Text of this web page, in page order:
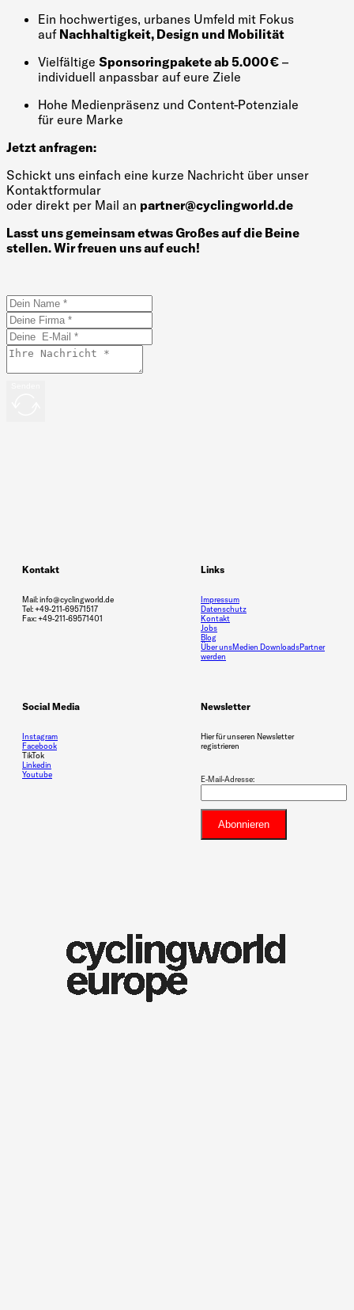
Ein hochwertiges, urbanes Umfeld mit Fokus
auf Nachhaltigkeit, Design und Mobilität
Vielfältige Sponsoringpakete ab 5.000 € –
individuell anpassbar auf eure Ziele
Hohe Medienpräsenz und Content-Potenziale
für eure Marke
Jetzt anfragen:
Schickt uns einfach eine kurze Nachricht über unser
Kontaktformular
oder direkt per Mail an partner@cyclingworld.de
Lasst uns gemeinsam etwas Großes auf die Beine
stellen. Wir freuen uns auf euch!
Kontakt
Mail: info@cyclingworld.de
Tel: +49-211-69571517
Fax: +49-211-69571401
Links
Impressum
Datenschutz
Kontakt
Jobs
Blog
Über unsMedien DownloadsPartner
werden
Social Media
Instagram
Facebook
TikTok
Linkedin
Youtube
Newsletter
Hier für unseren Newsletter
registrieren
E-Mail-Adresse: